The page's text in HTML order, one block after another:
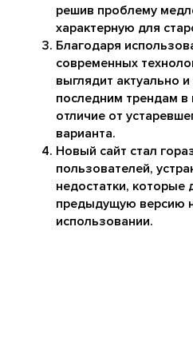
решив проблему
характерную для
Благодаря
современных
выглядит актуально и
последним трендам в
отличие от
варианта.
Новый сайт стал
пользователей,
недостатки, которые
предыдущую версию
использовании.